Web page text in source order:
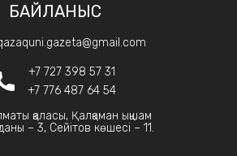
БАЙЛАНЫС
+7 727 398 57 31
+7 776 487 64 54
қаласы, Қалқаман ықшам
– 3, Сейітов көшесі – 11.